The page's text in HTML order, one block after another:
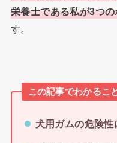
栄養士である私が3つ
す。
この記事でわかるこ
犬用ガムの危険